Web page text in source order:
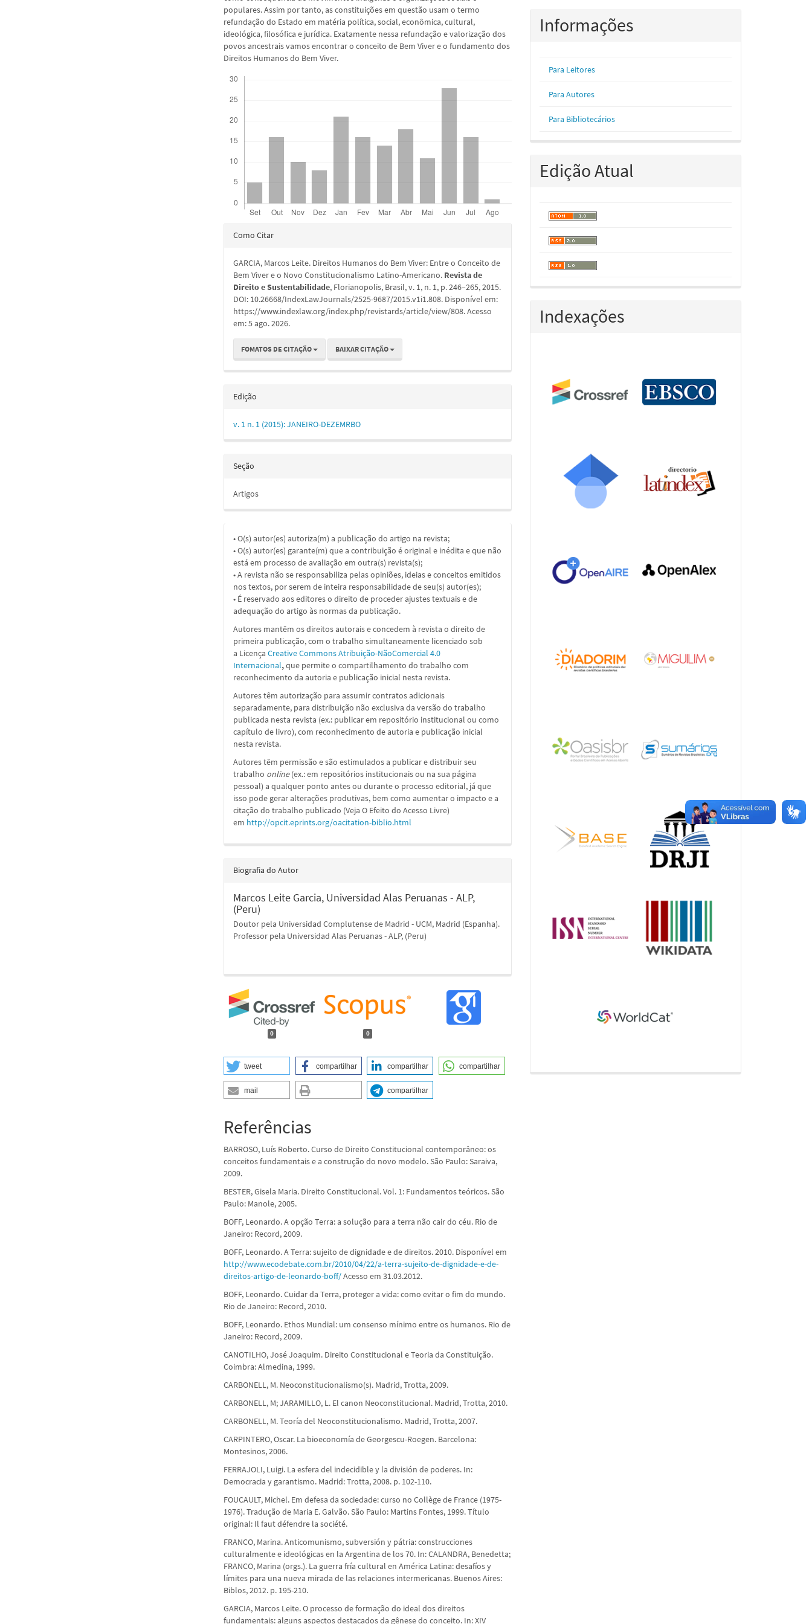
populares. Assim por tanto, as constituições em questão usam o termo
refundação do Estado em matéria política, social, econômica, cultural,
ideológica, filosófica e jurídica. Exatamente nessa refundação e valorização dos
povos ancestrais vamos encontrar o conceito de Bem Viver e o fundamento dos
Direitos Humanos do Bem Viver.
Detalhes
artigo
Como Citar
GARCIA, Marcos Leite. Direitos Humanos do Bem Viver: Entre o Conceito de
Bem Viver e o Novo Constitucionalismo Latino-Americano. Revista de
Direito e Sustentabilidade, Florianopolis, Brasil, v. 1, n. 1, p. 246–265, 2015.
DOI: 10.26668/IndexLawJournals/2525-9687/2015.v1i1.808. Disponível em:
https://www.indexlaw.org/index.php/revistards/article/view/808. Acesso
em: 5 ago. 2026.
FOMATOS DE CITAÇÃO BAIXAR CITAÇÃO
Edição
v. 1 n. 1 (2015): JANEIRO-DEZEMRBO
Seção
Artigos
• O(s) autor(es) autoriza(m) a publicação do artigo na revista;
• O(s) autor(es) garante(m) que a contribuição é original e inédita e que não
está em processo de avaliação em outra(s) revista(s);
• A revista não se responsabiliza pelas opiniões, ideias e conceitos emitidos
nos textos, por serem de inteira responsabilidade de seu(s) autor(es);
• É reservado aos editores o direito de proceder ajustes textuais e de
adequação do artigo às normas da publicação.
Autores mantêm os direitos autorais e concedem à revista o direito de
primeira publicação, com o trabalho simultaneamente licenciado sob
a LicençaCreative Commons Atribuição-NãoComercial 4.0
Internacional,que permite o compartilhamento do trabalho com
reconhecimento da autoria e publicação inicial nesta revista.
Autores têm autorização para assumir contratos adicionais
separadamente, para distribuição não exclusiva da versão do trabalho
publicada nesta revista (ex.: publicar em repositório institucional ou como
capítulo de livro), com reconhecimento de autoria e publicação inicial
nesta revista.
Autores têm permissão e são estimulados a publicar e distribuir seu
trabalho online(ex.: em repositórios institucionais ou na sua página
pessoal) a qualquer ponto antes ou durante o processo editorial, já que
isso pode gerar alterações produtivas, bem como aumentar o impacto e a
citação do trabalho publicado (Veja O Efeito do Acesso Livre)
em http://opcit.eprints.org/oacitation-biblio.html
Biografia do Autor
Marcos Leite Garcia, Universidad Alas Peruanas - ALP,
(Peru)
Doutor pela Universidad Complutense de Madrid - UCM, Madrid (Espanha).
Professor pela Universidad Alas Peruanas - ALP, (Peru)
0 0
tweet compartilhar compartilhar compartilhar
mail compartilhar
Referências
BARROSO, Luís Roberto. Curso de Direito Constitucional contemporâneo: os
conceitos fundamentais e a construção do novo modelo. São Paulo: Saraiva,
2009.
BESTER, Gisela Maria. Direito Constitucional. Vol. 1: Fundamentos teóricos. São
Paulo: Manole, 2005.
BOFF, Leonardo. A opção Terra: a solução para a terra não cair do céu. Rio de
Janeiro: Record, 2009.
BOFF, Leonardo. A Terra: sujeito de dignidade e de direitos. 2010. Disponível em
http://www.ecodebate.com.br/2010/04/22/a-terra-sujeito-de-dignidade-e-de-
direitos-artigo-de-leonardo-boff/Acesso em 31.03.2012.
BOFF, Leonardo. Cuidar da Terra, proteger a vida: como evitar o fim do mundo.
Rio de Janeiro: Record, 2010.
BOFF, Leonardo. Ethos Mundial: um consenso mínimo entre os humanos. Rio de
Janeiro: Record, 2009.
CANOTILHO, José Joaquim. Direito Constitucional e Teoria da Constituição.
Coimbra: Almedina, 1999.
CARBONELL, M. Neoconstitucionalismo(s). Madrid, Trotta, 2009.
CARBONELL, M; JARAMILLO, L. El canon Neoconstitucional. Madrid, Trotta, 2010.
CARBONELL, M. Teoría del Neoconstitucionalismo. Madrid, Trotta, 2007.
CARPINTERO, Oscar. La bioeconomía de Georgescu-Roegen. Barcelona:
Montesinos, 2006.
FERRAJOLI, Luigi. La esfera del indecidible y la división de poderes. In:
Democracia y garantismo. Madrid: Trotta, 2008. p. 102-110.
FOUCAULT, Michel. Em defesa da sociedade: curso no Collège de France (1975-
1976). Tradução de Maria E. Galvão. São Paulo: Martins Fontes, 1999. Título
original: Il faut défendre la société.
FRANCO, Marina. Anticomunismo, subversión y pátria: construcciones
culturalmente e ideológicas en la Argentina de los 70. In: CALANDRA, Benedetta;
FRANCO, Marina (orgs.). La guerra fría cultural en América Latina: desafíos y
límites para una nueva mirada de las relaciones intermericanas. Buenos Aires:
Biblos, 2012. p. 195-210.
GARCIA, Marcos Leite. O processo de formação do ideal dos direitos
fundamentais: alguns aspectos destacados da gênese do conceito. In: XIV
Informações
Para Leitores
Para Autores
Para Bibliotecários
Edição Atual
Indexações